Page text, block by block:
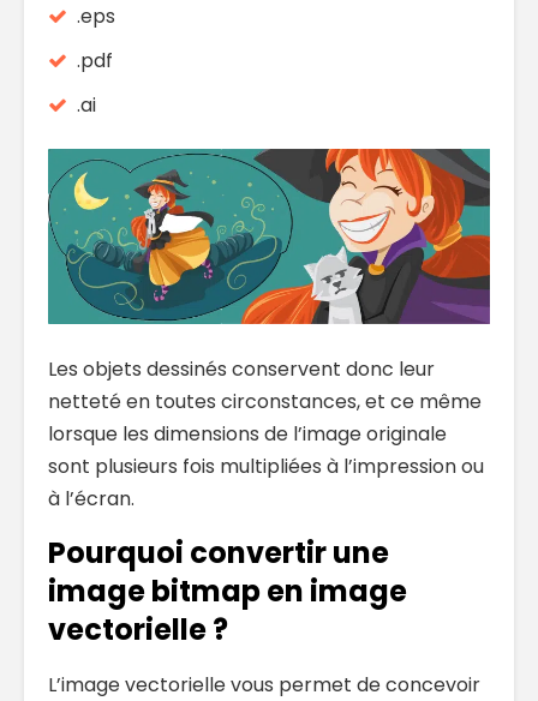
.eps
.pdf
.ai
Les objets dessinés conservent donc leur
netteté en toutes circonstances, et ce même
lorsque les dimensions de l’image originale
sont plusieurs fois multipliées à l’impression ou
à l’écran.
Pourquoi convertir une
image bitmap en image
vectorielle ?
L’image vectorielle vous permet de concevoir